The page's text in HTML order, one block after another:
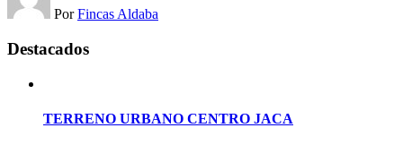
Por Fincas Aldaba
Destacados
TERRENO URBANO CENTRO JACA